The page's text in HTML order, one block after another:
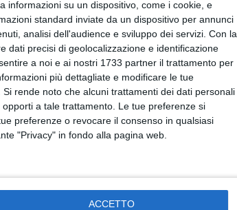
informazioni su un dispositivo, come i cookie, e
standard inviate da un dispositivo per annunci
analisi dell'audience e sviluppo dei servizi. Con la
dati precisi di geolocalizzazione e identificazione
a noi e ai nostri 1733 partner il trattamento per
più dettagliate e modificare le tue
Si rende noto che alcuni trattamenti dei dati personali
a tale trattamento. Le tue preferenze si
preferenze o revocare il consenso in qualsiasi
"Privacy" in fondo alla pagina web.
ACCETTO